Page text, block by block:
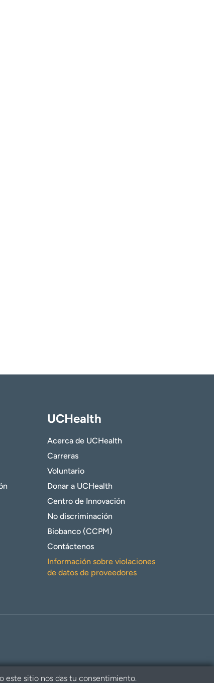
UCHealth
Acerca de UCHealth
Carreras
Voluntario
Donar a UCHealth
Centro de Innovación
No discriminación
Biobanco (CCPM)
Contáctenos
Información sobre violaciones
de datos de proveedores
este sitio nos das tu consentimiento.